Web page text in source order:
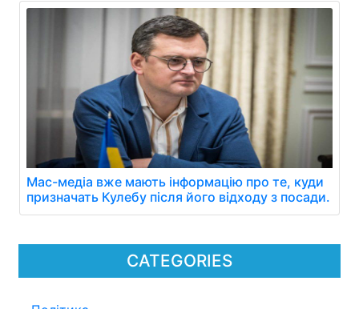
CATEGORIES
Мас-медіа вже мають інформацію про те, куди
призначать Кулебу після його відходу з посади.